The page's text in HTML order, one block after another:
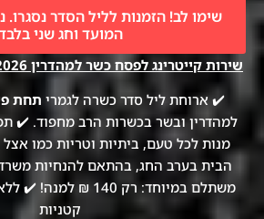
שימו לב! הזמנות לליל הסדר נסגרו.
המועד וחג שני
שירות קייטרינג לפסח כשר למהדרין 2026 –
✔️ ארוחת ליל סדר כשרה לגמרי תחת
למהדרין ובשר בכשרות הרב מחפוד. ✔️
מנות לכל טעם, ביתיות וטריות כמו
הבית בערב החג, בהתאם להנחיות
משתלם במיוחד: רק 140
קטניות